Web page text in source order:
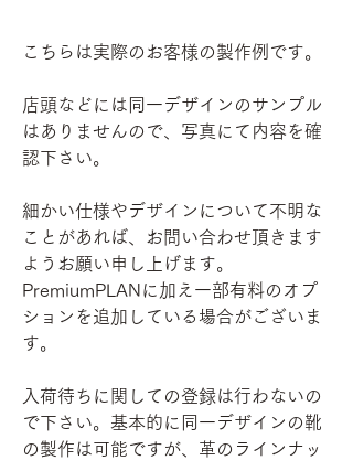
こちらは実際のお客様の製作例です。
店頭などには同一デザインのサンプル
はありませんので、写真にて内容を確
認下さい。
細かい仕様やデザインについて不明な
ことがあれば、お問い合わせ頂きます
ようお願い申し上げます。
PremiumPLANに加え一部有料のオプ
ションを追加している場合がございま
す。
入荷待ちに関しての登録は行わないの
で下さい。基本的に同一デザインの靴
の製作は可能ですが、革のラインナッ